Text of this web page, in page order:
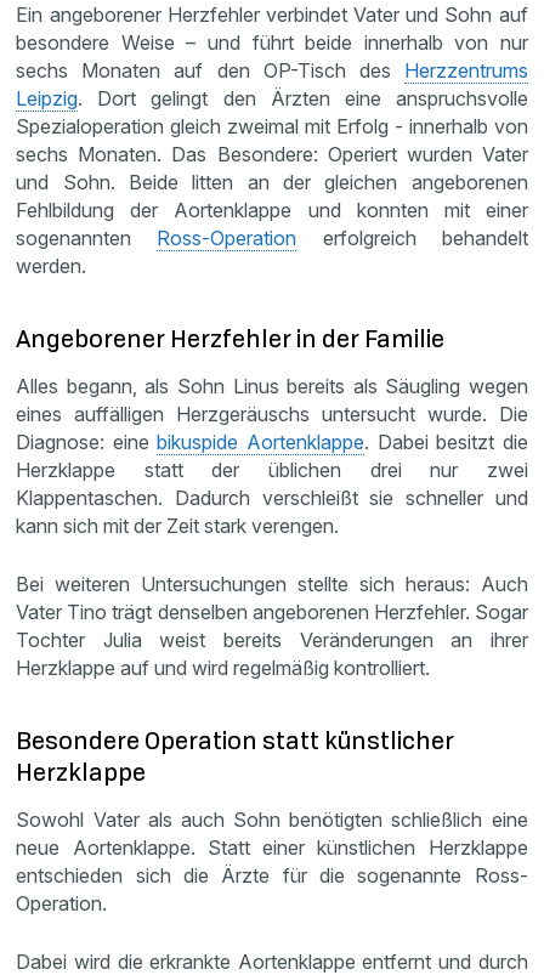
Ein angeborener Herzfehler verbindet Vater und Sohn auf
besondere Weise – und führt beide innerhalb von nur
sechs Monaten auf den OP-Tisch des Herzzentrums
Leipzig. Dort gelingt den Ärzten eine anspruchsvolle
Spezialoperation gleich zweimal mit Erfolg - innerhalb von
sechs Monaten. Das Besondere: Operiert wurden Vater
und Sohn. Beide litten an der gleichen angeborenen
Fehlbildung der Aortenklappe und konnten mit einer
sogenannten Ross-Operation erfolgreich behandelt
werden.
Angeborener Herzfehler in der Familie
Alles begann, als Sohn Linus bereits als Säugling wegen
eines auffälligen Herzgeräuschs untersucht wurde. Die
Diagnose: einebikuspide Aortenklappe. Dabei besitzt die
Herzklappe statt der üblichen drei nur zwei
Klappentaschen. Dadurch verschleißt sie schneller und
kann sich mit der Zeit stark verengen.
Bei weiteren Untersuchungen stellte sich heraus: Auch
Vater Tino trägt denselben angeborenen Herzfehler. Sogar
Tochter Julia weist bereits Veränderungen an ihrer
Herzklappe auf und wird regelmäßig kontrolliert.
Besondere Operation statt künstlicher
Herzklappe
Sowohl Vater als auch Sohn benötigten schließlich eine
neue Aortenklappe. Statt einer künstlichen Herzklappe
entschieden sich die Ärzte für die sogenannte Ross-
Operation.
Dabei wird die erkrankte Aortenklappe entfernt und durch